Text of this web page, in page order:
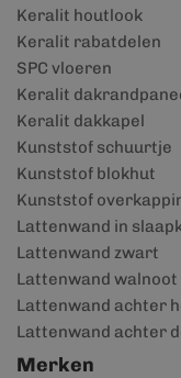
Keralit houtlook
Keralit rabatdelen
SPC vloeren
Keralit
Keralit dakkapel
Kunststof schuurtje
Kunststof blokhut
Kunststof
Lattenwand in
Lattenwand zwart
Lattenwand walnoot
Lattenwand achter
Lattenwand achter
Merken